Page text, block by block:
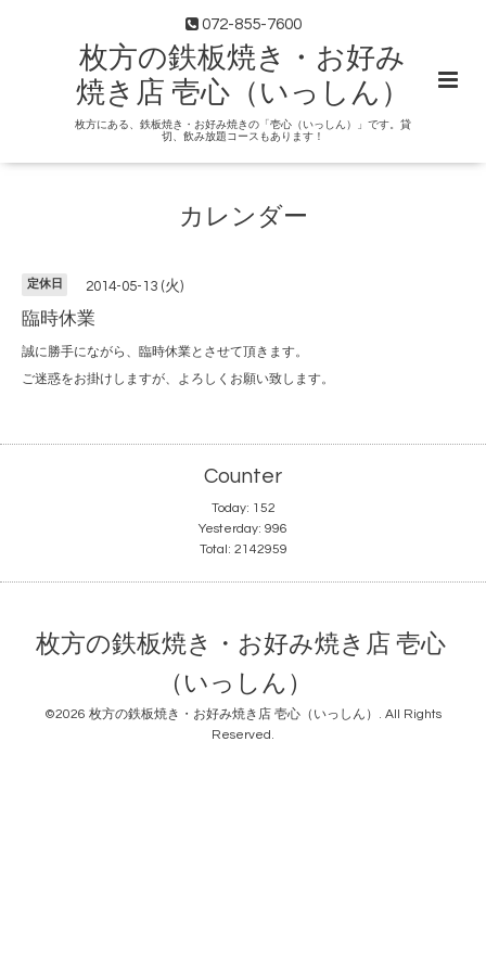
072-855-7600
枚方の鉄板焼き・お好み
焼き店 壱心（いっしん）
枚方にある、鉄板焼き・お好み焼きの「壱心（いっしん）」です。貸
切、飲み放題コースもあります！
カレンダー
定休日 2014-05-13 (火)
臨時休業
誠に勝手にながら、臨時休業とさせて頂きます。
ご迷惑をお掛けしますが、よろしくお願い致します。
Counter
Today: 152
Yesterday: 996
Total: 2142959
枚方の鉄板焼き・お好み焼き店 壱心
（いっしん）
©2026 枚方の鉄板焼き・お好み焼き店 壱心（いっしん） . All Rights
Reserved.